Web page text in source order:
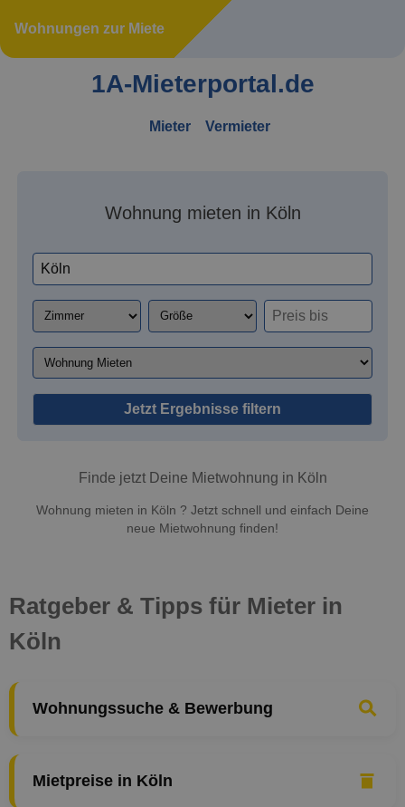
Wohnungen zur Miete
1A-Mieterportal.de
Mieter Vermieter
Wohnung mieten in Köln
Jetzt Ergebnisse filtern
Finde jetzt Deine Mietwohnung in Köln
Wohnung mieten in Köln ? Jetzt schnell und einfach Deine
neue Mietwohnung finden!
Ratgeber & Tipps für Mieter in
Köln
Wohnungssuche & Bewerbung
Mietpreise in Köln